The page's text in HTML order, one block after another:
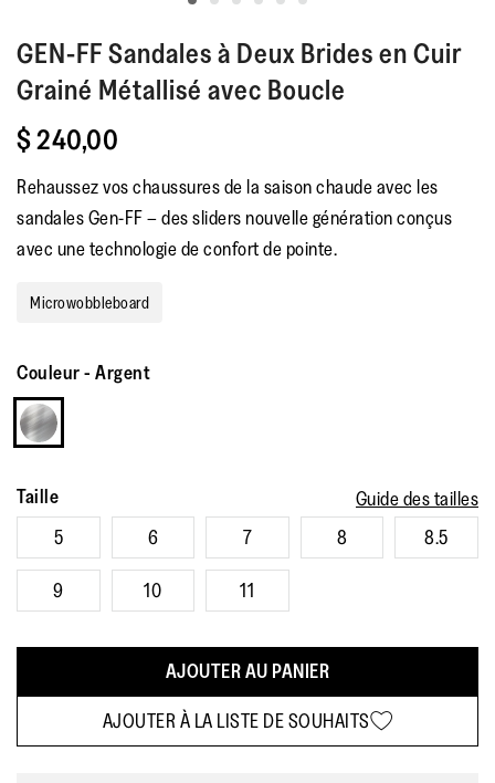
GEN-FFSandales à Deux Brides en Cuir
Grainé Métallisé avec Boucle
$ 240,00
Rehaussez vos chaussures de la saison chaude avec les
sandales Gen-FF – des sliders nouvelle génération conçus
avec une technologie de confort de pointe.
Microwobbleboard
Couleur- Argent
Taille
Guide des tailles
5
6 7 8 8.5
9 10 11
AJOUTER AU PANIER
AJOUTER À LA LISTE DE SOUHAITS